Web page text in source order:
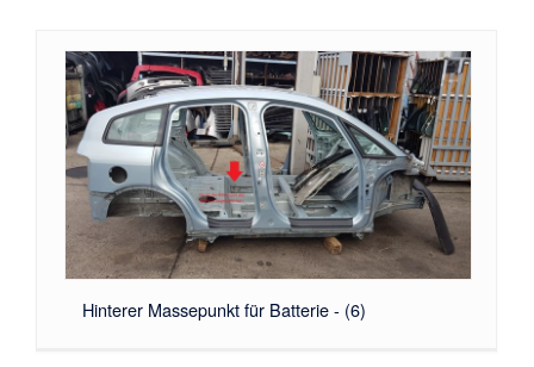
Hinterer Massepunkt für Batterie - (6)